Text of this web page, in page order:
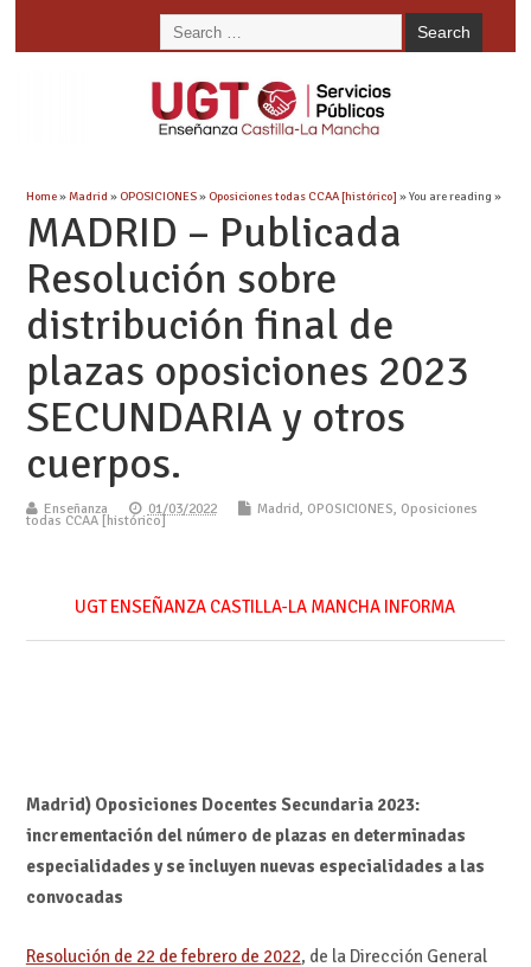
Home»Madrid » OPOSICIONES» Oposiciones todas CCAA [histórico] » You are reading »
MADRID – Publicada
Resolución sobre
distribución final de
plazas oposiciones 2023
SECUNDARIA y otros
cuerpos.
Enseñanza 01/03/2022 Madrid, OPOSICIONES, Oposiciones
todas CCAA [histórico]
UGT ENSEÑANZA CASTILLA-LA MANCHA INFORMA
Madrid) Oposiciones Docentes Secundaria 2023:
incrementación del número de plazas en determinadas
especialidades y se incluyen nuevas especialidades a las
convocadas
Resolución de 22 de febrero de 2022, de la Dirección General